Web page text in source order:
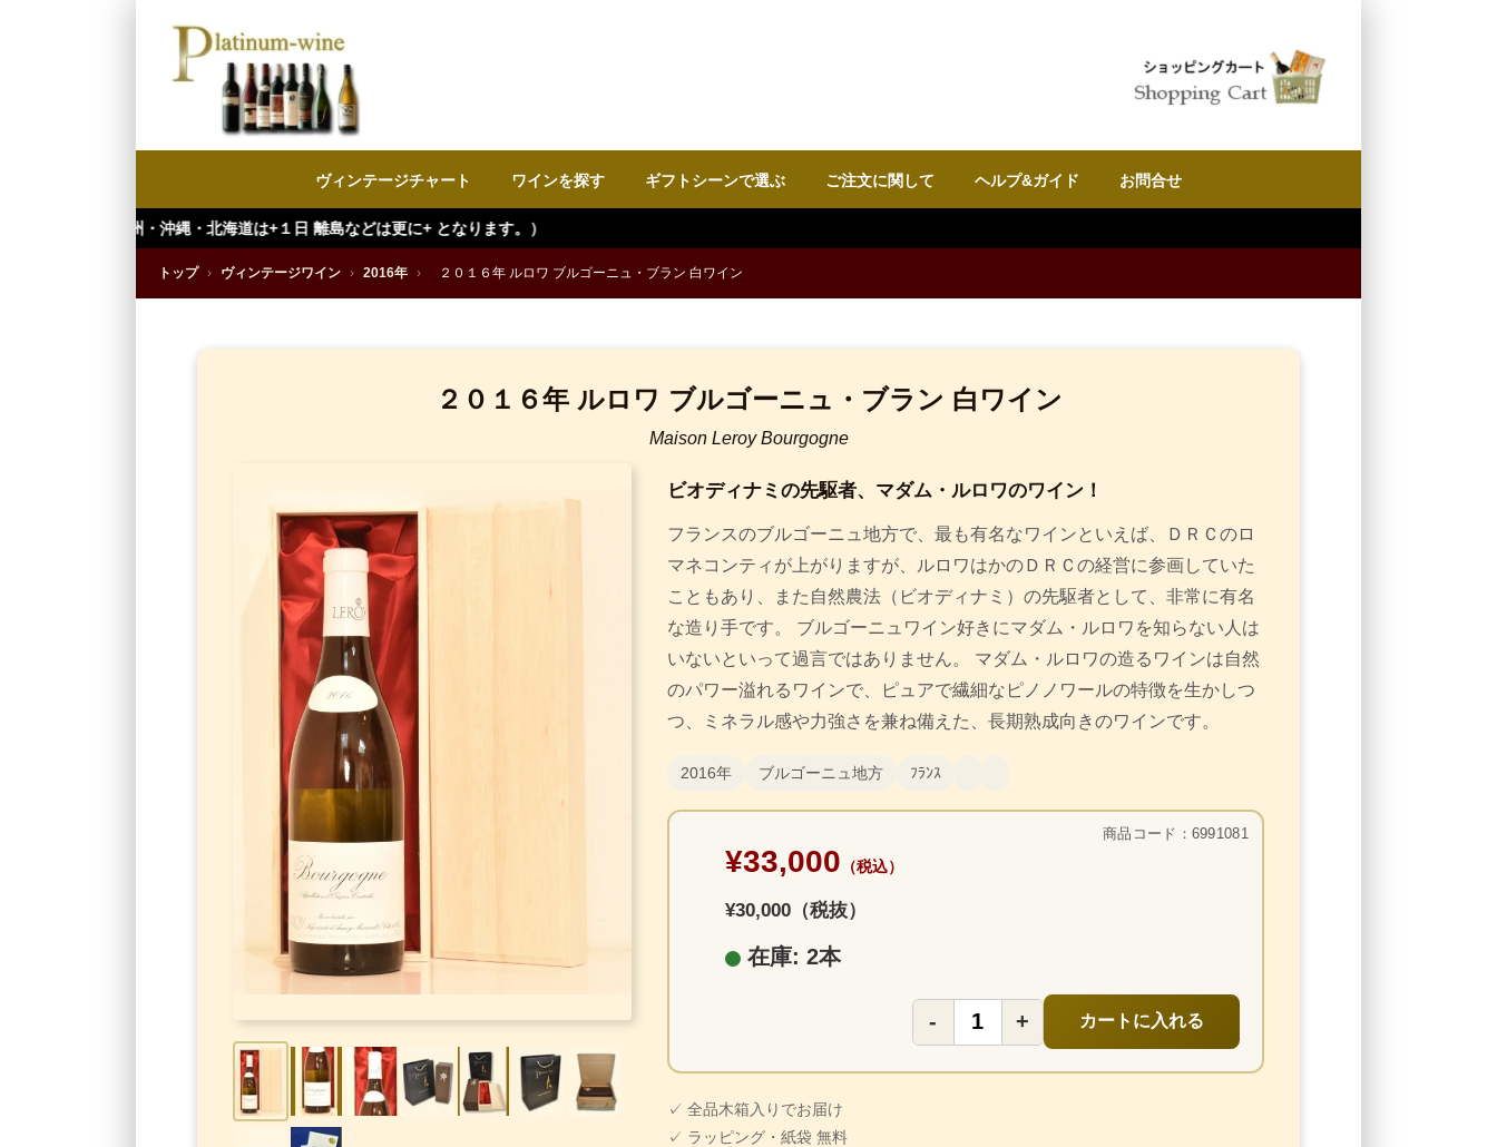
ヴィンテージチャート ワインを探す ギフトシーンで選ぶ ご注文に関して ヘルプ&ガイド お問合せ
北海道は+１日 離島などは更に+ となります。）
トップ › ヴィンテージワイン › 2016年 › ２０１６年 ルロワ ブルゴーニュ・ブラン 白ワイン
２０１６年 ルロワ ブルゴーニュ・ブラン 白ワイン
Maison Leroy Bourgogne
ビオディナミの先駆者、マダム・ルロワのワイン！
フランスのブルゴーニュ地方で、最も有名なワインといえば、ＤＲＣのロ
マネコンティが上がりますが、ルロワはかのＤＲＣの経営に参画していた
こともあり、また自然農法（ビオディナミ）の先駆者として、非常に有名
な造り手です。 ブルゴーニュワイン好きにマダム・ルロワを知らない人は
いないといって過言ではありません。 マダム・ルロワの造るワインは自然
のパワー溢れるワインで、ピュアで繊細なピノノワールの特徴を生かしつ
つ、ミネラル感や力強さを兼ね備えた、長期熟成向きのワインです。
2016年 ブルゴーニュ地方 ﾌﾗﾝｽ
商品コード：6991081
¥33,000 （税込）
¥30,000（税抜）
在庫: 2本
- + カートに入れる
✓ 全品木箱入りでお届け
✓ ラッピング・紙袋 無料